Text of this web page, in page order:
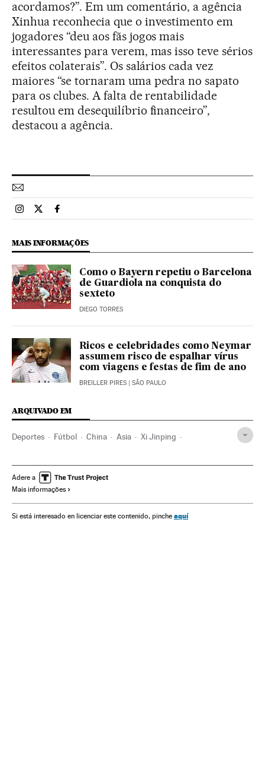
acordamos?”. Em um comentário, a agência
Xinhua reconhecia que o investimento em
jogadores “deu aos fãs jogos mais
interessantes para verem, mas isso teve sérios
efeitos colaterais”. Os salários cada vez
maiores “se tornaram uma pedra no sapato
para os clubes. A falta de rentabilidade
resultou em desequilíbrio financeiro”,
destacou a agência.
Esportes El País Brasil en Instagram
Esportes El País Brasil en Twitter
Esportes El País Brasil en Facebook
MAIS INFORMAÇÕES
Como o Bayern repetiu o Barcelona
de Guardiola na conquista do
sexteto
DIEGO TORRES
Ricos e celebridades como Neymar
assumem risco de espalhar vírus
com viagens e festas de fim de ano
BREILLER PIRES | SÃO PAULO
ARQUIVADO EM
Deportes Fútbol China Asia Xi Jinping
Liga CSL China
Adere a
Mais informações
Si está interesado en licenciar este contenido, pinche aquí